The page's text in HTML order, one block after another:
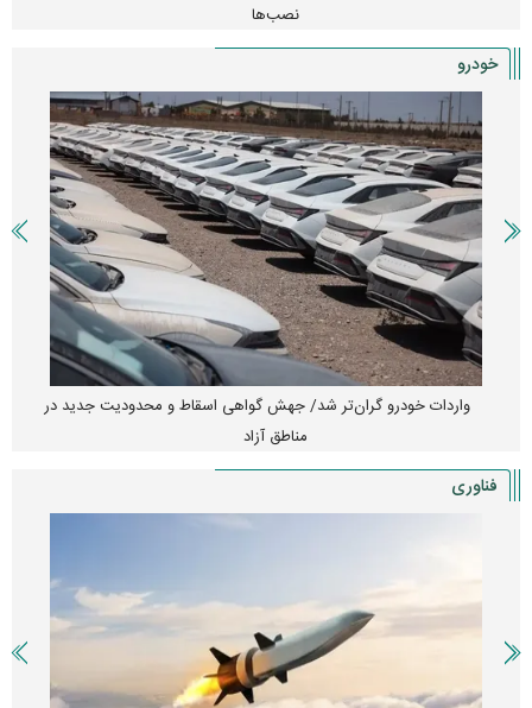
نصب‌ها
خودرو
واردات خودرو گران‌تر شد/ جهش گواهی اسقاط و محدودیت جدید در
مناطق آزاد
فناوری